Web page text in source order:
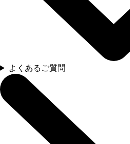
よくあるご質問